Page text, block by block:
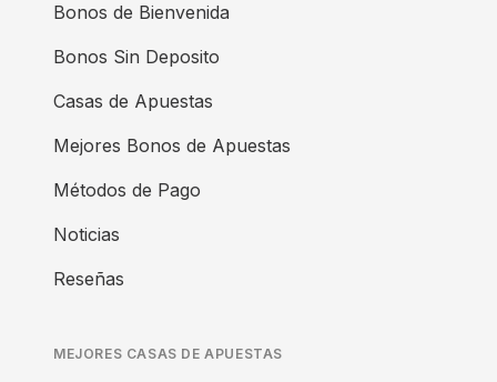
Bonos de Bienvenida
Bonos Sin Deposito
Casas de Apuestas
Mejores Bonos de Apuestas
Métodos de Pago
Noticias
Reseñas
MEJORES CASAS DE APUESTAS